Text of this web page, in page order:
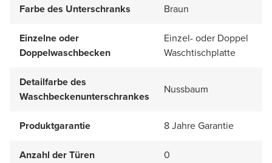
Farbe des Unterschranks
Braun
Einzelne oder
Doppelwaschbecken
Einzel- oder Doppel
Waschtischplatte
Detailfarbe des
Waschbeckenunterschrankes
Nussbaum
Produktgarantie 8 Jahre Garantie
Anzahl der Türen 0